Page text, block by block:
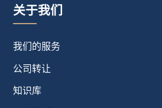
关于我们
我们的服务
公司转让
知识库